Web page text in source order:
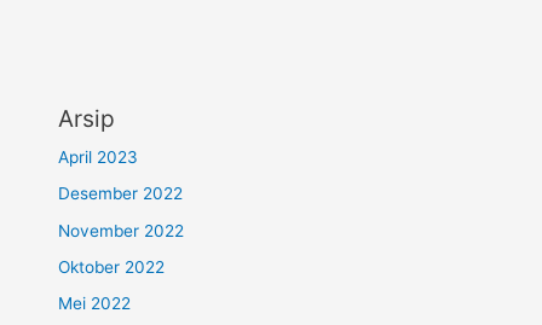
Arsip
April 2023
Desember 2022
November 2022
Oktober 2022
Mei 2022